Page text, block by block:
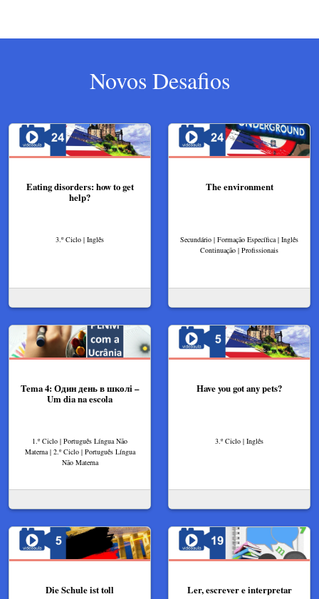
Novos Desafios
Eating disorders: how to get
help?
3.º Ciclo | Inglês
The environment
Secundário | Formação Específica | Inglês
Continuação | Profissionais
Tema 4: Один день в школі –
Um dia na escola
1.º Ciclo | Português Língua Não
Materna | 2.º Ciclo | Português Língua
Não Materna
Have you got any pets?
3.º Ciclo | Inglês
Die Schule ist toll Ler, escrever e interpretar